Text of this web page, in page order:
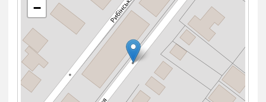
−